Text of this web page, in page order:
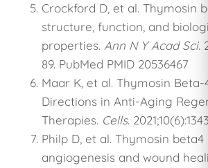
Crockford D, et al. Thymosin
structure, function, and
properties. Ann N Y Acad Sci.
89. PubMed PMID 20536467
Maar K, et al. Thymosin Beta-
Directions in Anti-Aging
Therapies. Cells.
Philp D, et al. Thymosin beta4
angiogenesis and wound